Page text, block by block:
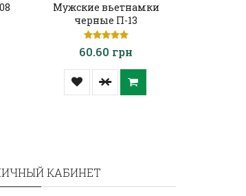
Мужские вьетнамки
черные П-13
60.60 грн
КАБИНЕТ